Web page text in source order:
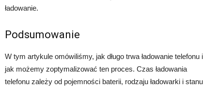
ładowanie.
Podsumowanie
W tym artykule omówiliśmy, jak długo trwa ładowanie telefonu i
jak możemy zoptymalizować ten proces. Czas ładowania
telefonu zależy od pojemności baterii, rodzaju ładowarki i stanu